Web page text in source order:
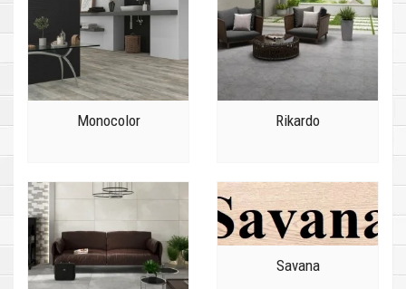
Monocolor Rikardo
Savana